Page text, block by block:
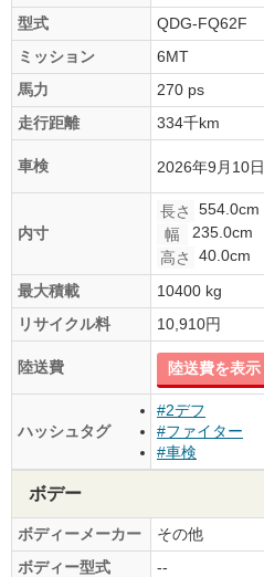
型式
QDG-FQ62F
ミッション
6MT
馬力
270 ps
走行距離
334千km
車検 2026年9月10日
内寸
長さ
554.0cm
幅
235.0cm
高さ
40.0cm
最大積載
10400 kg
リサイクル料
10,910円
陸送費 陸送費を表示
ハッシュタグ
#2デフ
#ファイター
#車検
ボデー
ボディーメーカー
その他
ボディー型式
--